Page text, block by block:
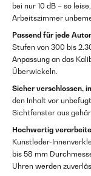
bei nur 10 dB – so
Arbeitszimmer
Passend für jede
Stufen von 300 bis
Anpassung an das
Überwickeln.
Sicher verschlossen,
den Inhalt vor
Sichtfenster aus
Hochwertig
Kunstleder-
bis 58 mm
Uhren werden